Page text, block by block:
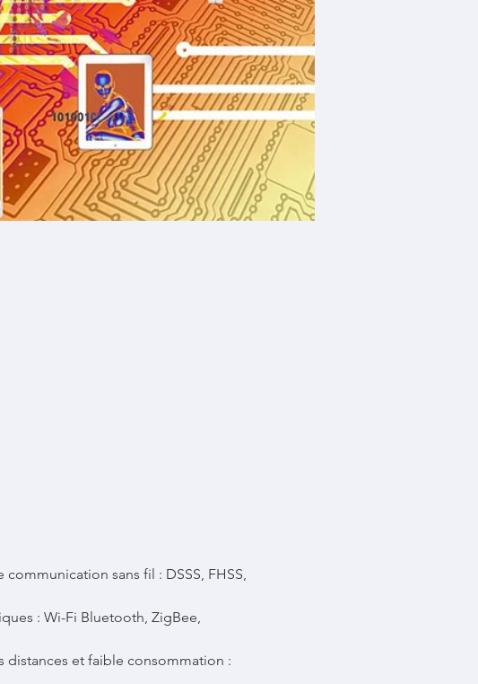
sans fil : DSSS, FHSS,
: Wi-Fi Bluetooth, ZigBee,
distances et faible consommation :